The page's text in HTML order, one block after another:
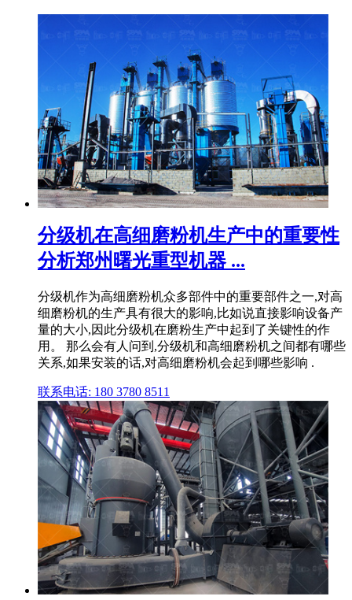
分级机在高细磨粉机生产中的重要性
分析郑州曙光重型机器 ...
分级机作为高细磨粉机众多部件中的重要部件之一,对高
细磨粉机的生产具有很大的影响,比如说直接影响设备产
量的大小,因此分级机在磨粉生产中起到了关键性的作
用。 那么会有人问到,分级机和高细磨粉机之间都有哪些
关系,如果安装的话,对高细磨粉机会起到哪些影响 .
联系电话: 180 3780 8511